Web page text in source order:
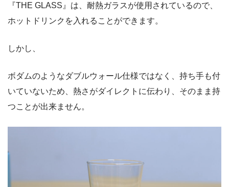
『THE GLASS』は、耐熱ガラスが使用されているので、
ホットドリンクを入れることができます。
しかし、
ボダムのようなダブルウォール仕様ではなく、持ち手も付
いていないため、熱さがダイレクトに伝わり、そのまま持
つことが出来ません。